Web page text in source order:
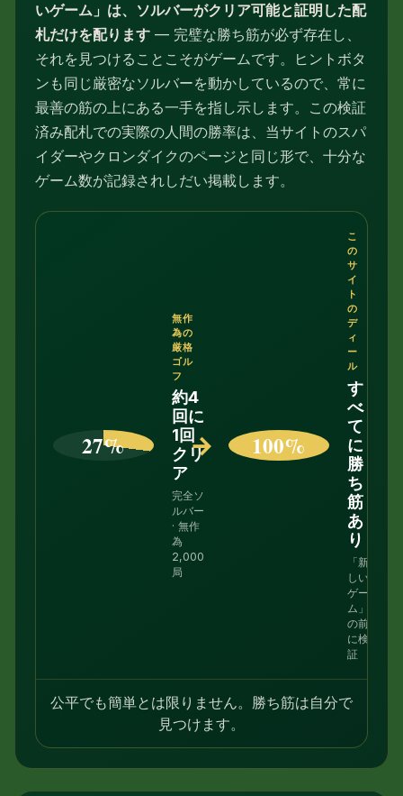
いゲーム」は、ソルバーがクリア可能と証明した配
札だけを配ります— 完璧な勝ち筋が必ず存在し、
それを見つけることこそがゲームです。ヒントボタ
ンも同じ厳密なソルバーを動かしているので、常に
最善の筋の上にある一手を指し示します。この検証
済み配札での実際の人間の勝率は、当サイトのスパ
イダーやクロンダイクのページと同じ形で、十分な
ゲーム数が記録されしだい掲載します。
27%
無作
為の
厳格
ゴル
フ
約4
回に
1回
クリ
ア
完全ソ
ルバー
· 無作
為
2,000
局
→ 100%
こ
の
サ
イ
ト
の
デ
ィ
ー
ル
す
べ
て
に
勝
ち
筋
あ
り
「新
しい
ゲー
ム」
の前
に検
証
公平でも簡単とは限りません。勝ち筋は自分で
見つけます。